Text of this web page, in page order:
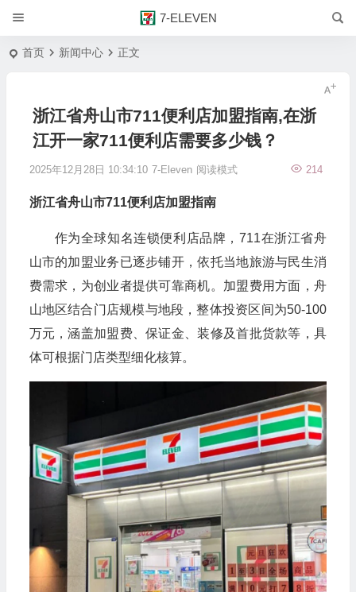
7-ELEVEN
首页 新闻中心 正文
浙江省舟山市711便利店加盟指南,在浙
江开一家711便利店需要多少钱？
2025年12月28日 10:34:10 7-Eleven 214
阅读模式
浙江省舟山市711便利店加盟指南
作为全球知名连锁便利店品牌，711在浙江省舟
山市的加盟业务已逐步铺开，依托当地旅游与民生消
费需求，为创业者提供可靠商机。加盟费用方面，舟
山地区结合门店规模与地段，整体投资区间为50-100
万元，涵盖加盟费、保证金、装修及首批货款等，具
体可根据门店类型细化核算。